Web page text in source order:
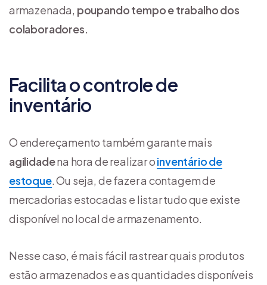
armazenada, poupando tempo e trabalho dos
colaboradores.
Facilita o controle de
inventário
O endereçamento também garante mais
agilidadena hora de realizar oinventário de
estoque. Ou seja, de fazer a contagem de
mercadorias estocadas e listar tudo que existe
disponível no local de armazenamento.
Nesse caso, é mais fácil rastrear quais produtos
estão armazenados e as quantidades disponíveis